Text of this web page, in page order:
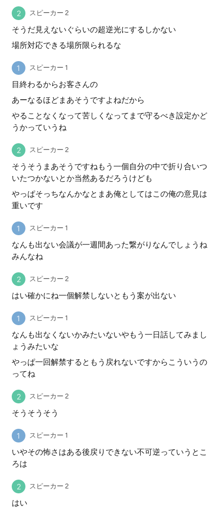
スピーカー 2
そうだ見えないぐらいの超逆光にするしかない
場所対応できる場所限られるな
スピーカー 1
目終わるからお客さんの
あーなるほどまあそうですよねだから
やることなくなって苦しくなってまで守るべき設定かど
うかっていうね
スピーカー 2
そうそうまあそうですねもう一個自分の中で折り合いつ
いたつかないとか当然あるだろうけども
やっぱそっちなんかなとまあ俺としてはこの俺の意見は
重いです
スピーカー 1
なんも出ない会議が一週間あった繋がりなんでしょうね
みんなね
スピーカー 2
はい確かにね一個解禁しないともう案が出ない
スピーカー 1
なんも出なくないかみたいないやもう一日話してみまし
ょうみたいな
やっぱ一回解禁するともう戻れないですからこういうの
ってね
スピーカー 2
そうそうそう
スピーカー 1
いやその怖さはある後戻りできない不可逆っていうとこ
ろは
スピーカー 2
はい